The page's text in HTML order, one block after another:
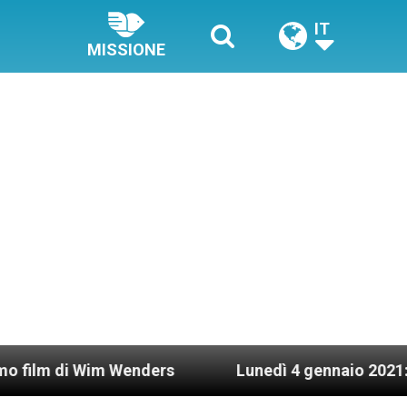
MISSIONE
IT
Wenders Lunedì 4 gennaio 2021: Possesso